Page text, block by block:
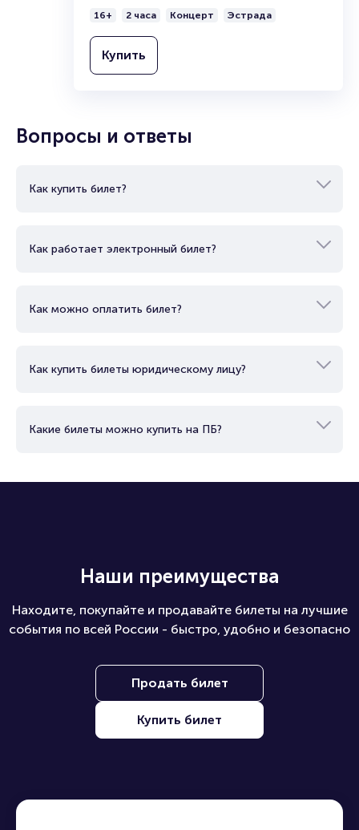
16+ 2 часа Концерт Эстрада
Купить
Вопросы и ответы
Как купить билет?
Как работает электронный билет?
Как можно оплатить билет?
Как купить билеты юридическому лицу?
Какие билеты можно купить на ПБ?
Наши преимущества
Находите, покупайте и продавайте билеты на лучшие
события по всей России - быстро, удобно и безопасно
Продать билет
Купить билет